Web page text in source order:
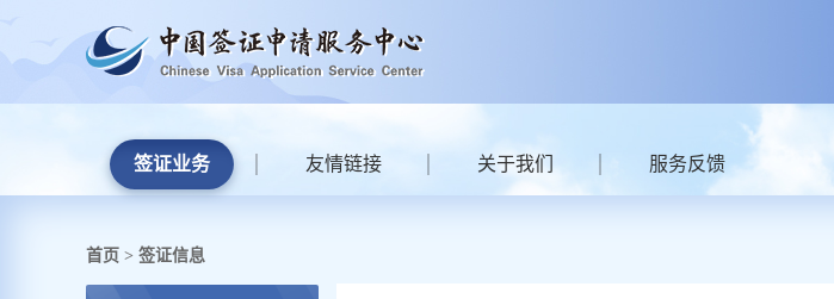
签证业务 友情链接 关于我们 服务反馈
首页 > 签证信息